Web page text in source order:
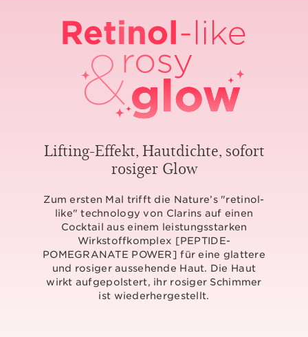
Lifting-Effekt, Hautdichte, sofort
rosiger Glow
Zum ersten Mal trifft die Nature’s "retinol-
like" technology von Clarins auf einen
Cocktail aus einem leistungsstarken
Wirkstoffkomplex [PEPTIDE-
POMEGRANATE POWER] für eine glattere
und rosiger aussehende Haut. Die Haut
wirkt aufgepolstert, ihr rosiger Schimmer
ist wiederhergestellt.